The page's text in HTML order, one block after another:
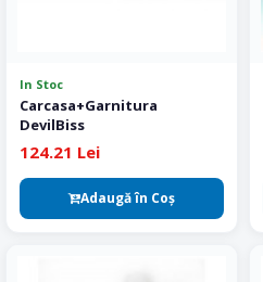
In Stoc
Carcasa+Garnitura
DevilBiss
124.21 Lei
Adaugă în Coş